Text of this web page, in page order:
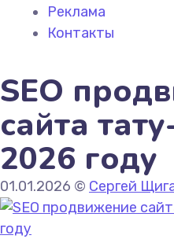
Реклама
Контакты
SEO
сайта
2026 году
01.01.2026 © Сергей